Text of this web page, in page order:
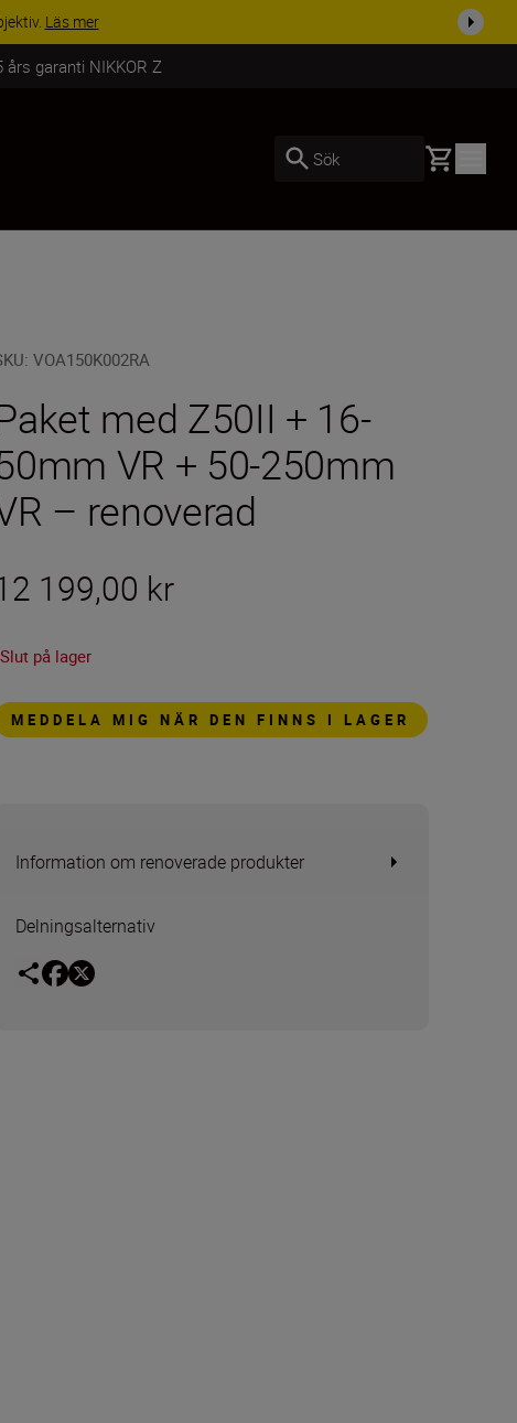
i dagHandla nu
års garanti NIKKOR Z
Sök Basket
:VOA150K002RA
med Z50II + 16-
VR + 50-250mm
– renoverad
199,00 kr
Slut på lager
MEDDELA MIG NÄR DEN FINNS I LAGER
Information om renoverade produkter
Delningsalternativ